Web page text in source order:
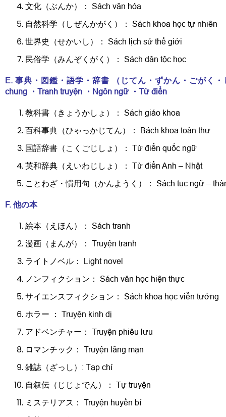
文化（ぶんか）： Sách văn hóa
自然科学（しぜんかがく）： Sách khoa học tự nhiên
世界史（せかいし）： Sách lịch sử thế giới
民俗学（みんぞくがく）： Sách dân tộc học
E. 事典・図鑑・語学・辞書
（じてん・ずかん・ごがく
chung
・ Tranh truyện ・ Ngôn ngữ ・ Từ điển
教科書（きょうかしょ）： Sách giáo khoa
百科事典（ひゃっかじてん）： Bách khoa toàn thư
国語辞書（こくごじしょ）： Từ điển quốc ngữ
英和辞典（えいわじしょ）： Từ điển Anh – Nhật
ことわざ・慣用句（かんようく）： Sách tục ngữ –
F. 他の本
絵本（えほん）： Sách tranh
漫画（まんが）： Truyện tranh
ライトノベル： Light novel
ノンフィクション： Sách văn học hiện thực
サイエンスフィクション： Sách khoa học viễn tưởng
ホラー ： Truyện kinh dị
アドベンチャー： Truyện phiêu lưu
ロマンチック： Truyện lãng mạn
雑誌（ざっし）: Tạp chí
自叙伝（じじょでん）： Tự truyện
ミステリアス： Truyện huyền bí